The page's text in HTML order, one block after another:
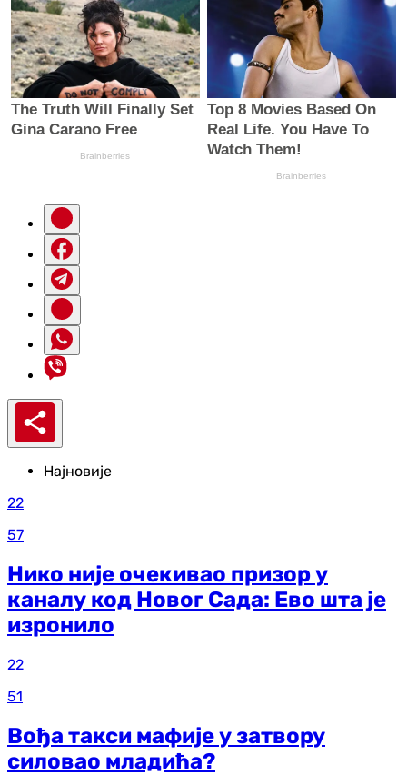
Најновије
22
57
Нико није очекивао призор у
каналу код Новог Сада: Ево шта је
изронило
22
51
Вођа такси мафије у затвору
силовао младића?